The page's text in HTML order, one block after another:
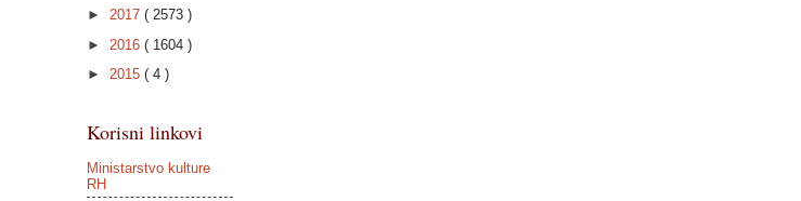
► 2017 ( 2573 )
► 2016 ( 1604 )
► 2015 ( 4 )
Korisni linkovi
Ministarstvo kulture
RH